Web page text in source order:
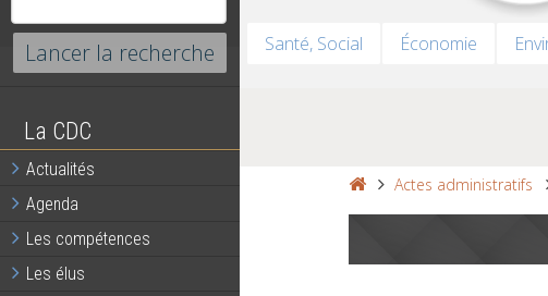
La CDC
Actualités
Agenda
Les compétences
Les élus
Santé, Social Économie
Actes administratifs